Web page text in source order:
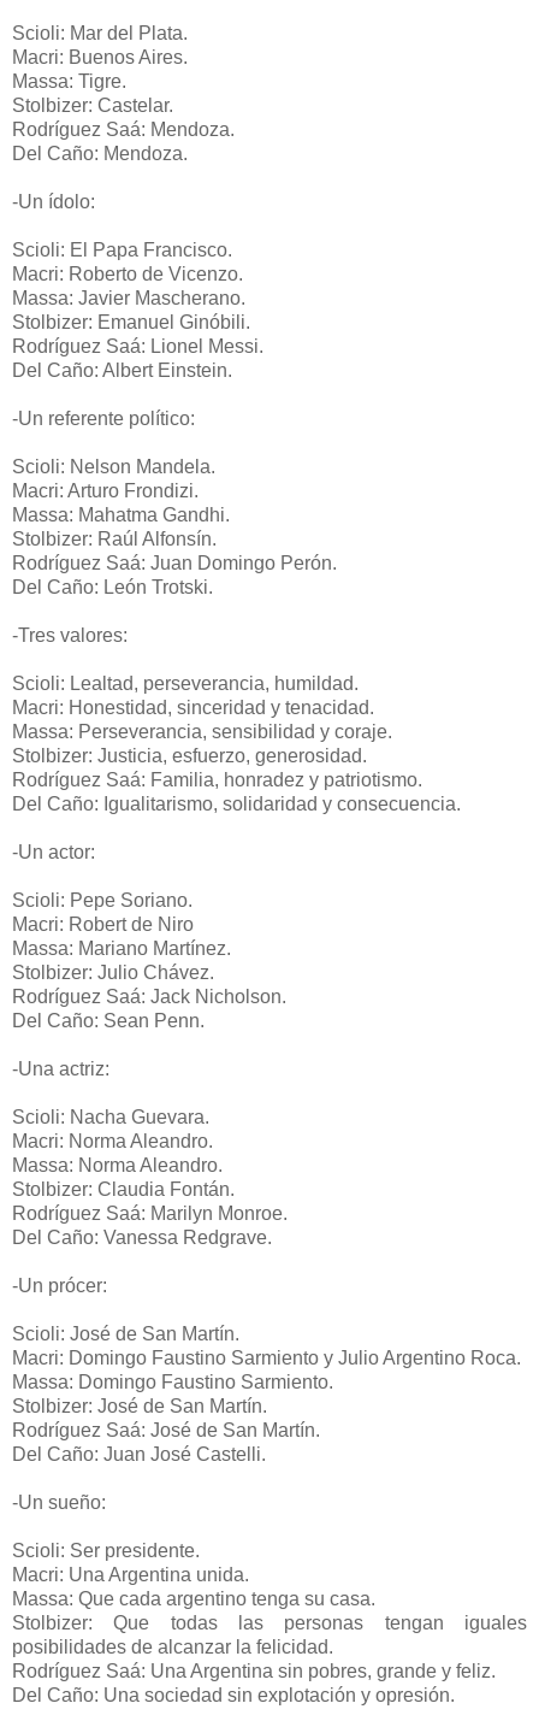
Scioli: Mar del Plata.
Macri: Buenos Aires.
Massa: Tigre.
Stolbizer: Castelar.
Rodríguez Saá: Mendoza.
Del Caño: Mendoza.
-Un ídolo:
Scioli: El Papa Francisco.
Macri: Roberto de Vicenzo.
Massa: Javier Mascherano.
Stolbizer: Emanuel Ginóbili.
Rodríguez Saá: Lionel Messi.
Del Caño: Albert Einstein.
-Un referente político:
Scioli: Nelson Mandela.
Macri: Arturo Frondizi.
Massa: Mahatma Gandhi.
Stolbizer: Raúl Alfonsín.
Rodríguez Saá: Juan Domingo Perón.
Del Caño: León Trotski.
-Tres valores:
Scioli: Lealtad, perseverancia, humildad.
Macri: Honestidad, sinceridad y tenacidad.
Massa: Perseverancia, sensibilidad y coraje.
Stolbizer: Justicia, esfuerzo, generosidad.
Rodríguez Saá: Familia, honradez y patriotismo.
Del Caño: Igualitarismo, solidaridad y consecuencia.
-Un actor:
Scioli: Pepe Soriano.
Macri: Robert de Niro
Massa: Mariano Martínez.
Stolbizer: Julio Chávez.
Rodríguez Saá: Jack Nicholson.
Del Caño: Sean Penn.
-Una actriz:
Scioli: Nacha Guevara.
Macri: Norma Aleandro.
Massa: Norma Aleandro.
Stolbizer: Claudia Fontán.
Rodríguez Saá: Marilyn Monroe.
Del Caño: Vanessa Redgrave.
-Un prócer:
Scioli: José de San Martín.
Macri: Domingo Faustino Sarmiento y Julio Argentino Roca.
Massa: Domingo Faustino Sarmiento.
Stolbizer: José de San Martín.
Rodríguez Saá: José de San Martín.
Del Caño: Juan José Castelli.
-Un sueño:
Scioli: Ser presidente.
Macri: Una Argentina unida.
Massa: Que cada argentino tenga su casa.
Stolbizer: Que todas las personas tengan iguales
posibilidades de alcanzar la felicidad.
Rodríguez Saá: Una Argentina sin pobres, grande y feliz.
Del Caño: Una sociedad sin explotación y opresión.